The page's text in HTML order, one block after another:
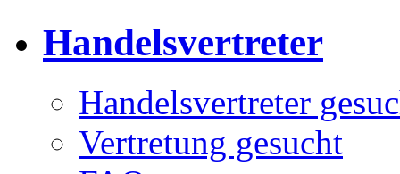
Handelsvertreter
Handelsvertreter
Vertretung gesucht